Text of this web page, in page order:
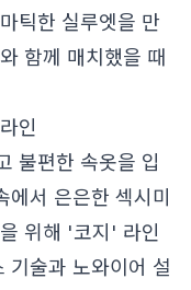
틱한 실루엣을 만
함께 매치했을 때
인
불편한 속옷을 입
서 은은한 섹시미
위해 '코지' 라인
기술과 노와이어 설